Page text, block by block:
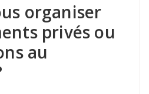
organiser
privés ou
au